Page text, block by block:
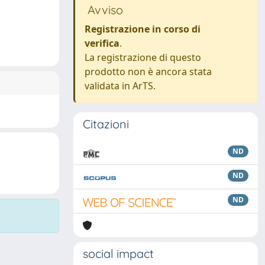
Avviso
Registrazione in corso di
verifica.
La registrazione di questo
prodotto non è ancora stata
validata in ArTS.
Citazioni
ND
ND
ND
social impact